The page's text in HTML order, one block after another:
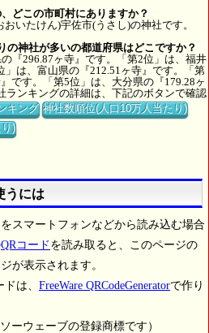
どこの市町村にありますか？
いたけん)宇佐市(うさし)の神社です。
の神社が多いの都道府県はどこですか？
『296.87ヶ寺』です。「第2位」は、福井
」は、富山県の『212.51ヶ寺』です。「第
です。「第5位」は、大分県の『179.28ヶ
ランキングの詳細は、下記のボタンで確認
キング 神社数順位(人口10万人当たり)
)
うには
スマートフォンなどから読み込む場合
QRコード を読み取ると、このページの
が表示されます。
は、 FreeWare QRCodeGeneratorで作り
ーウェーブの登録商標です）